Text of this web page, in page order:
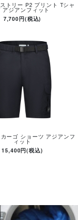
トリー P2 プリント Tシャ
アジアンフィット
7,700円(税込)
ーゴ ショーツ アジアンフ
ィット
15,400円(税込)